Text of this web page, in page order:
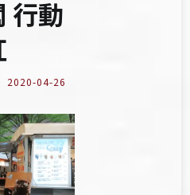
行動
2020-04-26